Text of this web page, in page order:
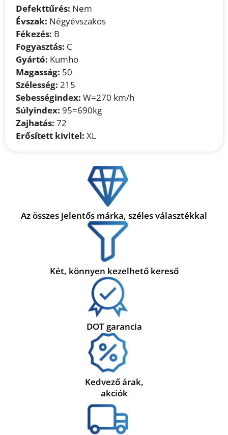
Defekttűrés: Nem
Évszak: Négyévszakos
Fékezés: B
Fogyasztás: C
Gyártó: Kumho
Magasság: 50
Szélesség: 215
Sebességindex: W=270 km/h
Súlyindex: 95=690kg
Zajhatás: 72
Erősített kivitel: XL
Az összes jelentős márka, széles választékkal
Két, könnyen kezelhető kereső
DOT garancia
Kedvező árak,
akciók